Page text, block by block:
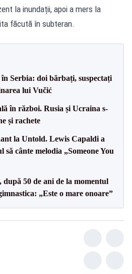
la inundații, apoi a mers la
făcută în subteran.
Serbia: doi bărbați, suspectați
lui Vučić
în război. Rusia și Ucraina s-
și rachete
la Untold. Lewis Capaldi a
să cânte melodia „Someone You
după 50 de ani de la momentul
„Este o mare onoare”